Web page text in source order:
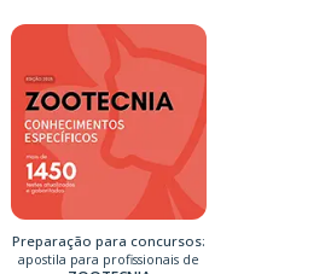
Preparação para concursos:
apostila para profissionais de